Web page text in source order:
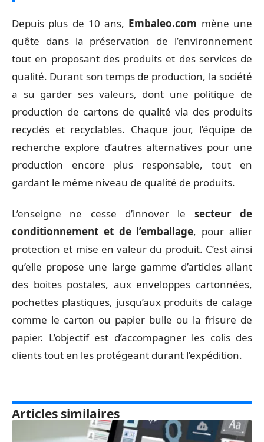
Depuis plus de 10 ans, Embaleo.com mène une
quête dans la préservation de l’environnement
tout en proposant des produits et des services de
qualité. Durant son temps de production, la société
a su garder ses valeurs, dont une politique de
production de cartons de qualité via des produits
recyclés et recyclables. Chaque jour, l’équipe de
recherche explore d’autres alternatives pour une
production encore plus responsable, tout en
gardant le même niveau de qualité de produits.
L’enseigne ne cesse d’innover le secteur de
conditionnement et de l’emballage, pour allier
protection et mise en valeur du produit. C’est ainsi
qu’elle propose une large gamme d’articles allant
des boites postales, aux enveloppes cartonnées,
pochettes plastiques, jusqu’aux produits de calage
comme le carton ou papier bulle ou la frisure de
papier. L’objectif est d’accompagner les colis des
clients tout en les protégeant durant l’expédition.
Articles similaires